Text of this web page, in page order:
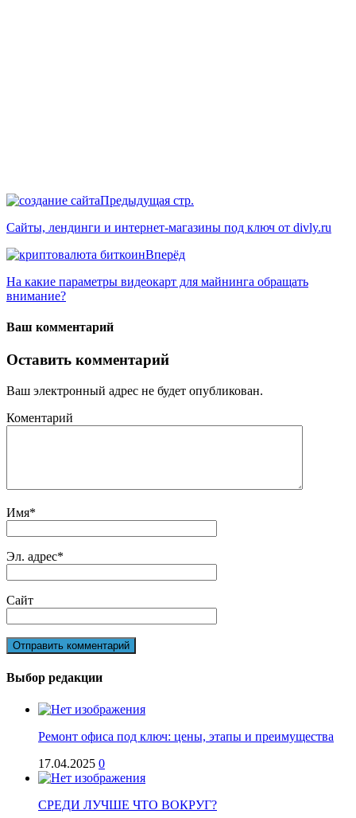
Предыдущая стр.
Сайты, лендинги и интернет-магазины под ключ от divly.ru
Вперёд
На какие параметры видеокарт для майнинга обращать
внимание?
Ваш комментарий
Оставить комментарий
Ваш электронный адрес не будет опубликован.
Коментарий
Имя*
Эл. адрес*
Сайт
Выбор редакции
Ремонт офиса под ключ: цены, этапы и преимущества
17.04.2025 0
СРЕДИ ЛУЧШЕ ЧТО ВОКРУГ?